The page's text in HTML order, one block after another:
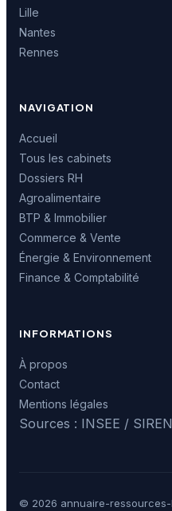
Lille
Nantes
Rennes
NAVIGATION
Accueil
Tous les cabinets
Dossiers RH
Agroalimentaire
BTP & Immobilier
Commerce & Vente
Énergie & Environnement
Finance & Comptabilité
INFORMATIONS
À propos
Contact
Mentions légales
Sources : INSEE /
© 2026 annuaire-